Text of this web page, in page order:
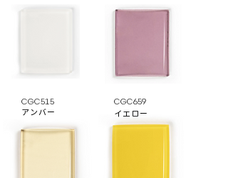
CGC515
アンバー
CGC659
イエロー